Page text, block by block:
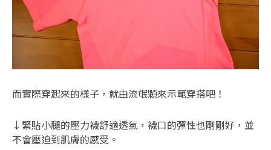
而實際穿起來的樣子，就由流氓顆來示範穿搭吧！
↓緊貼小腿的壓力襪舒適透氣，襪口的彈性也剛剛好，並
不會壓迫到肌膚的感受。